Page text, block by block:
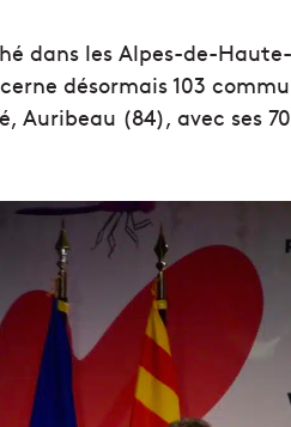
dans les Alpes-de-
désormais 103
Auribeau (84), avec